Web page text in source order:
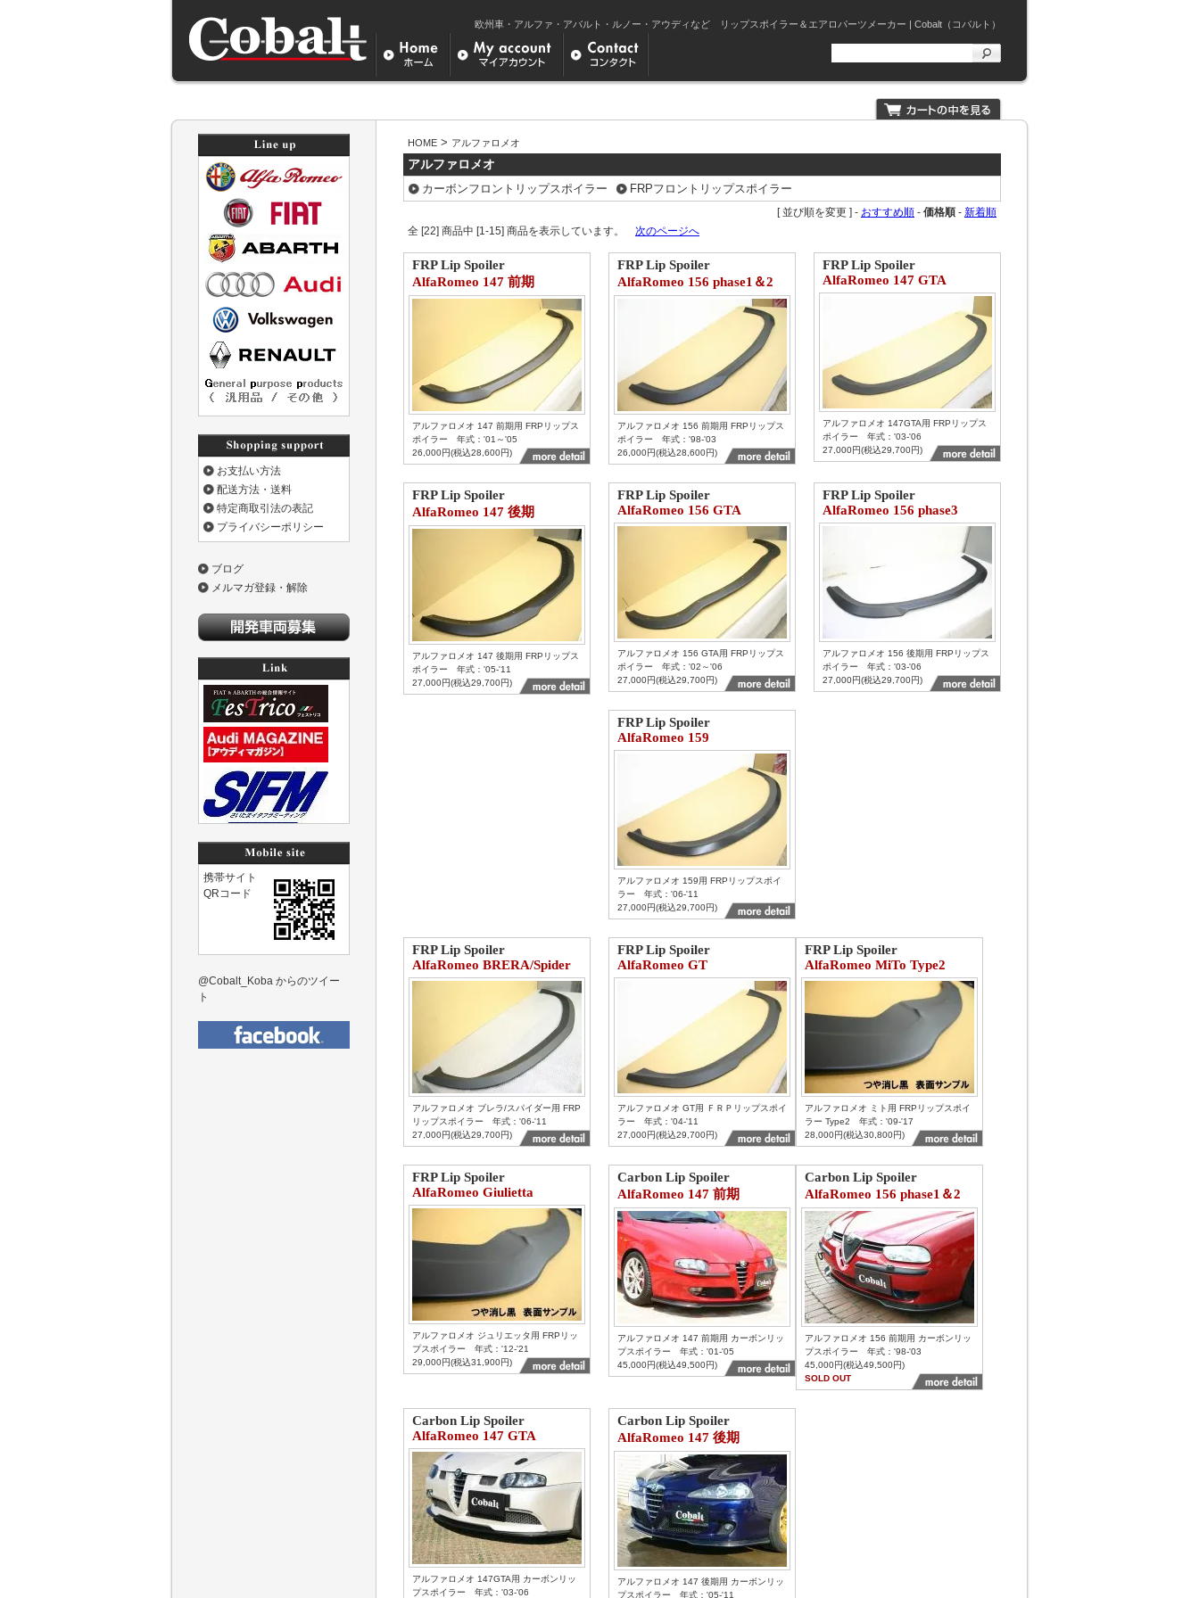
欧州車・アルファ・アバルト・ルノー・アウディなど リップスポイラー＆エアロパーツメーカー | Cobalt（コバルト）
お支払い方法
配送方法・送料
特定商取引法の表記
プライバシーポリシー
ブログ
メルマガ登録・解除
携帯サイト
QRコード
@Cobalt_Koba からのツイー
ト
HOME > アルファロメオ
アルファロメオ
カーボンフロントリップスポイラー FRPフロントリップスポイラー
[ 並び順を変更 ] - おすすめ順 - 価格順 - 新着順
全 [22] 商品中 [1-15] 商品を表示しています。 次のページへ
FRP Lip Spoiler
AlfaRomeo 147 前期
アルファロメオ 147 前期用 FRPリップス
ポイラー 年式：'01～'05
26,000円(税込28,600円)
FRP Lip Spoiler
AlfaRomeo 156 phase1＆2
アルファロメオ 156 前期用 FRPリップス
ポイラー 年式：'98-'03
26,000円(税込28,600円)
FRP Lip Spoiler
AlfaRomeo 147 GTA
アルファロメオ 147GTA用 FRPリップス
ポイラー 年式：'03-'06
27,000円(税込29,700円)
FRP Lip Spoiler
AlfaRomeo 147 後期
アルファロメオ 147 後期用 FRPリップス
ポイラー 年式：'05-'11
27,000円(税込29,700円)
FRP Lip Spoiler
AlfaRomeo 156 GTA
アルファロメオ 156 GTA用 FRPリップス
ポイラー 年式：'02～'06
27,000円(税込29,700円)
FRP Lip Spoiler
AlfaRomeo 156 phase3
アルファロメオ 156 後期用 FRPリップス
ポイラー 年式：'03-'06
27,000円(税込29,700円)
FRP Lip Spoiler
AlfaRomeo 159
アルファロメオ 159用 FRPリップスポイ
ラー 年式：'06-'11
27,000円(税込29,700円)
FRP Lip Spoiler
AlfaRomeo BRERA/Spider
アルファロメオ ブレラ/スパイダー用 FRP
リップスポイラー 年式：'06-'11
27,000円(税込29,700円)
FRP Lip Spoiler
AlfaRomeo GT
アルファロメオ GT用 ＦＲＰリップスポイ
ラー 年式：'04-'11
27,000円(税込29,700円)
FRP Lip Spoiler
AlfaRomeo MiTo Type2
アルファロメオ ミト用 FRPリップスポイ
ラー Type2 年式：'09-'17
28,000円(税込30,800円)
FRP Lip Spoiler
AlfaRomeo Giulietta
アルファロメオ ジュリエッタ用 FRPリッ
プスポイラー 年式：'12-'21
29,000円(税込31,900円)
Carbon Lip Spoiler
AlfaRomeo 147 前期
アルファロメオ 147 前期用 カーボンリッ
プスポイラー 年式：'01-'05
45,000円(税込49,500円)
Carbon Lip Spoiler
AlfaRomeo 156 phase1＆2
アルファロメオ 156 前期用 カーボンリッ
プスポイラー 年式：'98-'03
45,000円(税込49,500円)
SOLD OUT
Carbon Lip Spoiler
AlfaRomeo 147 GTA
アルファロメオ 147GTA用 カーボンリッ
プスポイラー 年式：'03-'06
Carbon Lip Spoiler
AlfaRomeo 147 後期
アルファロメオ 147 後期用 カーボンリッ
プスポイラー 年式：'05-'11